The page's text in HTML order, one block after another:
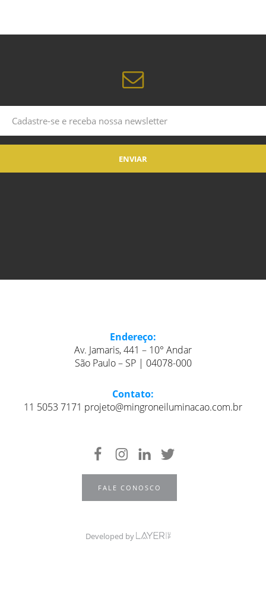
Endereço:
Av. Jamaris, 441 – 10° Andar
São Paulo – SP | 04078-000
Contato:
11 5053 7171 projeto@mingroneiluminacao.com.br
FALE CONOSCO
Developed by